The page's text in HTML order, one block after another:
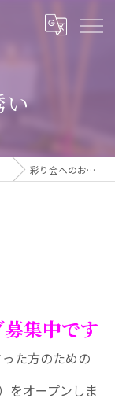
い
彩り会へのお誘い
集中です
た方のための
をオープンしま